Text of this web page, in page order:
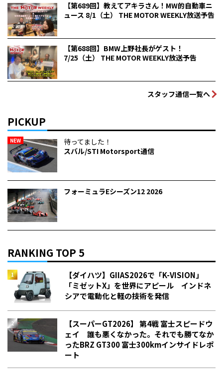
【第689回】教えてアキラさん！MW的自動車ニ
ュース 8/1（土） THE MOTOR WEEKLY放送予告
【第688回】BMW上野社長がゲスト！
7/25（土） THE MOTOR WEEKLY放送予告
スタッフ通信一覧へ
PICKUP
NEW
待ってました！
スバル/STI Motorsport通信
フォーミュラEシーズン12 2026
RANKING TOP 5
【ダイハツ】GIIAS2026で「K-VISION」
「ミゼットX」を世界にアピール インドネ
シアで電動化と軽の技術を発信
【スーパーGT2026】 第4戦 富士スピードウ
ェイ 誰も悪くなかった。それでも勝てなか
った――BRZ GT300 富士300kmインサイドレポ
ート